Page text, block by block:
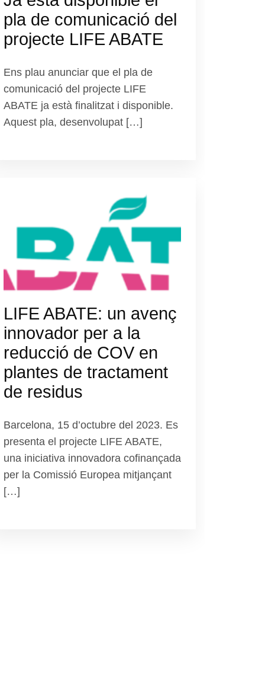
pla de comunicació del
projecte LIFE ABATE
Ens plau anunciar que el pla de
comunicació del projecte LIFE
ABATE ja està finalitzat i disponible.
Aquest pla, desenvolupat […]
LIFE ABATE: un avenç
innovador per a la
reducció de COV en
plantes de tractament
de residus
Barcelona, 15 d’octubre del 2023. Es
presenta el projecte LIFE ABATE,
una iniciativa innovadora cofinançada
per la Comissió Europea mitjançant
[…]